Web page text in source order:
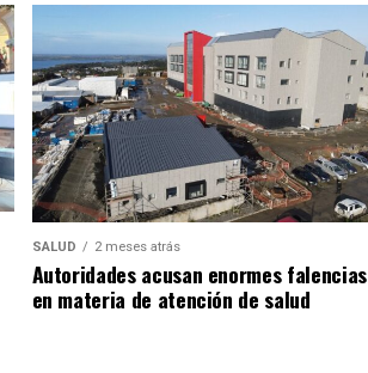
SALUD 2 meses atrás
Autoridades acusan enormes falencias
en materia de atención de salud